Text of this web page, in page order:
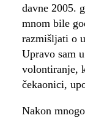
davne 2005.
mnom bile
razmišljati o
Upravo sam
volontiranje,
čekaonici,
Nakon